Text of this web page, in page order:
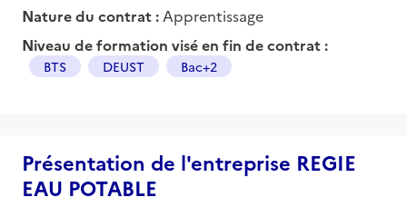
Nature du contrat : Apprentissage
Niveau de formation visé en fin de contrat :
BTS DEUST Bac+2
Présentation de l'entreprise REGIE
EAU POTABLE